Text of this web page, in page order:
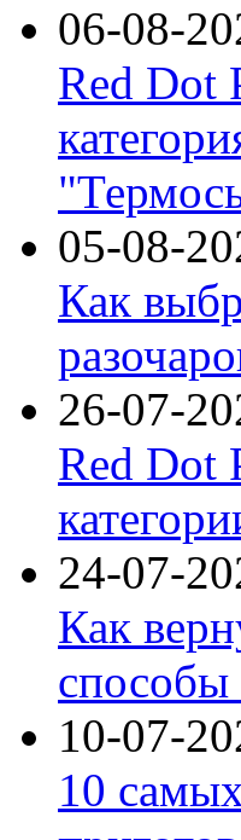
06-08-
Red Dot
05-08-
Как
26-07-
Red Dot
24-07-
Как
способы
10-07-
10